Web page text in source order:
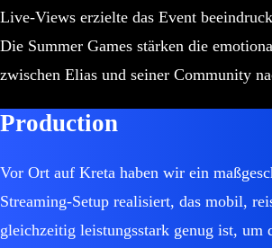
Live-Views erzielte das Event
Die Summer Games stärken die
zwischen Elias und seiner Community
Production
Vor Ort auf Kreta haben wir ein
Streaming-Setup realisiert, das mobil,
gleichzeitig leistungsstark genug ist, um